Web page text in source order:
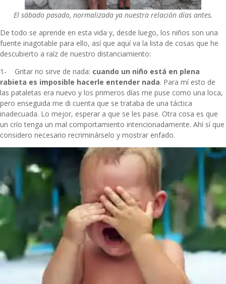
El sábado pasado, normalizada ya nuestra relación días antes.
De todo se aprende en esta vida y, desde luego, los niños son una
fuente inagotable para ello, así que aquí va la lista de cosas que he
descubierto a raíz de nuestro distanciamiento:
1- Gritar no sirve de nada: cuando un niño está en plena
rabieta es imposible hacerle entender nada. Para mí esto de
las pataletas era nuevo y los primeros días me puse como una loca,
pero enseguida me di cuenta que se trataba de una táctica
inadecuada. Lo mejor, esperar a que se les pase. Otra cosa es que
un crío tenga un mal comportamiento intencionadamente. Ahí sí que
considero necesario recriminárselo y mostrar enfado.